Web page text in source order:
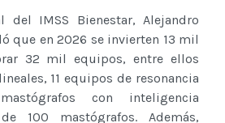
del IMSS Bienestar, Alejandro
que en 2026 se invierten 13 mil
32 mil equipos, entre ellos
11 equipos de resonancia
con inteligencia
100 mastógrafos. Además,